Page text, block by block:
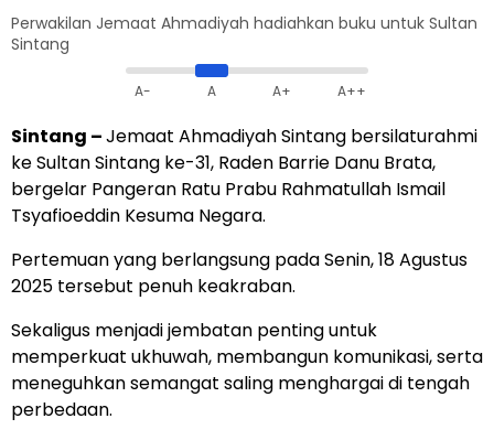
Perwakilan Jemaat Ahmadiyah hadiahkan buku untuk Sultan
Sintang
A- A A+ A++
Sintang –Jemaat Ahmadiyah Sintang bersilaturahmi
ke Sultan Sintang ke-31, Raden Barrie Danu Brata,
bergelar Pangeran Ratu Prabu Rahmatullah Ismail
Tsyafioeddin Kesuma Negara.
Pertemuan yang berlangsung pada Senin, 18 Agustus
2025 tersebut penuh keakraban.
Sekaligus menjadi jembatan penting untuk
memperkuat ukhuwah, membangun komunikasi, serta
meneguhkan semangat saling menghargai di tengah
perbedaan.